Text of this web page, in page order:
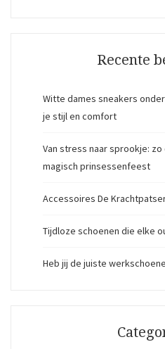
Recente
Witte dames sneakers
je stijl en comfort
Van stress naar sprookje:
magisch prinsessenfeest
Accessoires De
Tijdloze schoenen die elke
Heb jij de juiste